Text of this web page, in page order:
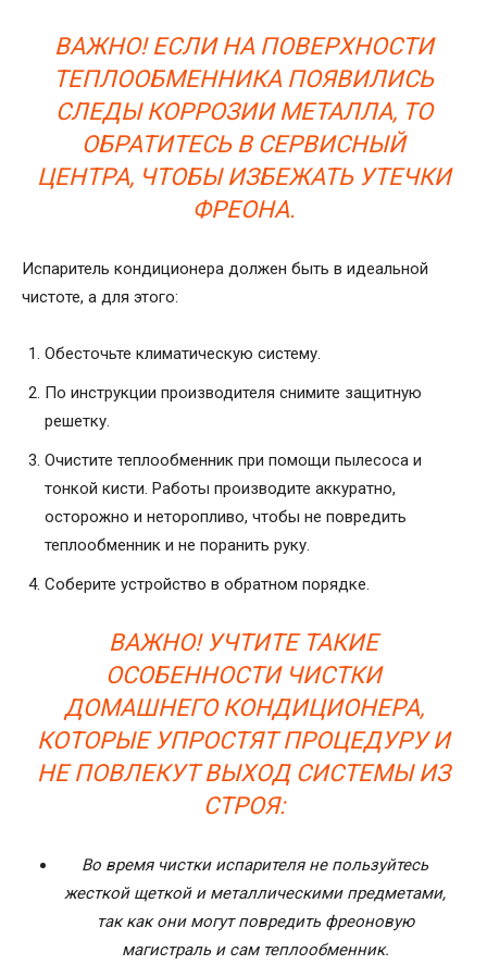
ВАЖНО! ЕСЛИ НА ПОВЕРХНОСТИ
ТЕПЛООБМЕННИКА ПОЯВИЛИСЬ
СЛЕДЫ КОРРОЗИИ МЕТАЛЛА, ТО
ОБРАТИТЕСЬ В СЕРВИСНЫЙ
ЦЕНТРА, ЧТОБЫ ИЗБЕЖАТЬ УТЕЧКИ
ФРЕОНА.
Испаритель кондиционера должен быть в идеальной
чистоте, а для этого:
Обесточьте климатическую систему.
По инструкции производителя снимите защитную
решетку.
Очистите теплообменник при помощи пылесоса и
тонкой кисти. Работы производите аккуратно,
осторожно и неторопливо, чтобы не повредить
теплообменник и не поранить руку.
Соберите устройство в обратном порядке.
ВАЖНО! УЧТИТЕ ТАКИЕ
ОСОБЕННОСТИ ЧИСТКИ
ДОМАШНЕГО КОНДИЦИОНЕРА,
КОТОРЫЕ УПРОСТЯТ ПРОЦЕДУРУ И
НЕ ПОВЛЕКУТ ВЫХОД СИСТЕМЫ ИЗ
СТРОЯ:
Во время чистки испарителя не пользуйтесь
жесткой щеткой и металлическими предметами,
так как они могут повредить фреоновую
магистраль и сам теплообменник.